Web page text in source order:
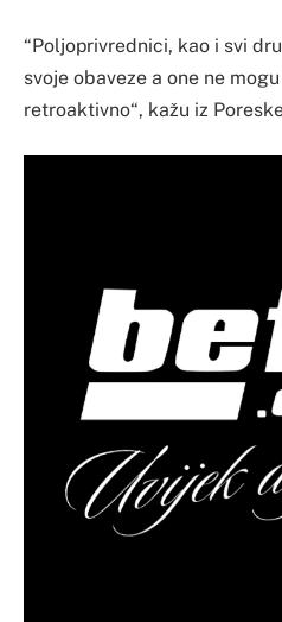
“Poljoprivrednici, kao i svi
svoje obaveze a one ne
retroaktivno“, kažu iz